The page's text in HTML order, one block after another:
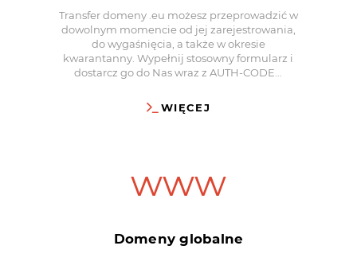
Transfer domeny .eu możesz przeprowadzić w
dowolnym momencie od jej zarejestrowania,
do wygaśnięcia, a także w okresie
kwarantanny. Wypełnij stosowny formularz i
dostarcz go do Nas wraz z AUTH-CODE...
WIĘCEJ
www
Domeny globalne